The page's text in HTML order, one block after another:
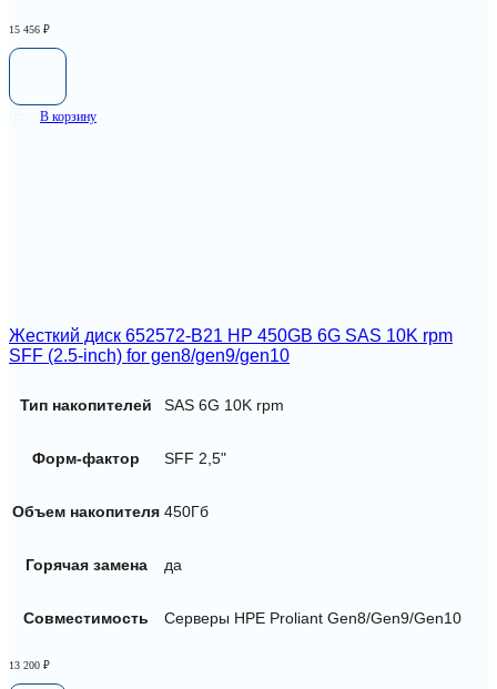
15 456 ₽
В корзину
Жесткий диск 652572-B21 HP 450GB 6G SAS 10K rpm
SFF (2.5-inch) for gen8/gen9/gen10
Тип накопителей SAS 6G 10K rpm
Форм-фактор SFF 2,5"
Объем накопителя 450Гб
Горячая замена да
Совместимость Серверы HPE Proliant Gen8/Gen9/Gen10
13 200 ₽